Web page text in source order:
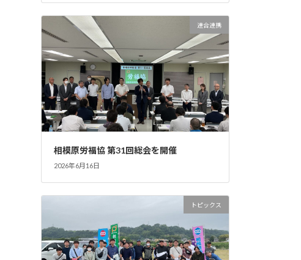
連合連携
相模原労福協 第31回総会を開催
2026年6月16日
トピックス